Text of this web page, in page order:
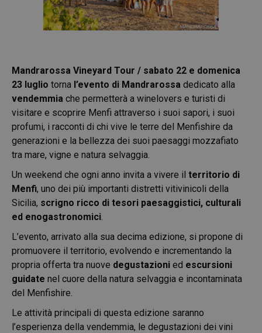
Mandrarossa Vineyard Tour / sabato 22 e domenica
23 luglio torna l’evento di Mandrarossa dedicato alla
vendemmia che permetterà a winelovers e turisti di
visitare e scoprire Menfi attraverso i suoi sapori, i suoi
profumi, i racconti di chi vive le terre del Menfishire da
generazioni e la bellezza dei suoi paesaggi mozzafiato
tra mare, vigne e natura selvaggia.
Un weekend che ogni anno invita a vivere il territorio di
Menfi, uno dei più importanti distretti vitivinicoli della
Sicilia, scrigno ricco di tesori paesaggistici, culturali
ed enogastronomici
L’evento, arrivato alla sua decima edizione, si propone di
promuovere il territorio, evolvendo e incrementando la
propria offerta tra nuove degustazioni ed escursioni
guidate nel cuore della natura selvaggia e incontaminata
del Menfishire.
Le attività principali di questa edizione saranno
l’esperienza della vendemmia, le degustazioni dei vini